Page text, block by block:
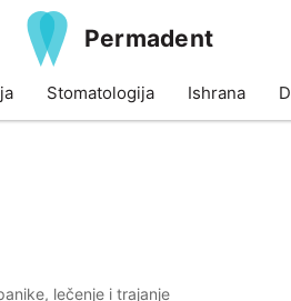
Permadent
Stomatologija Ishrana
lečenje i trajanje